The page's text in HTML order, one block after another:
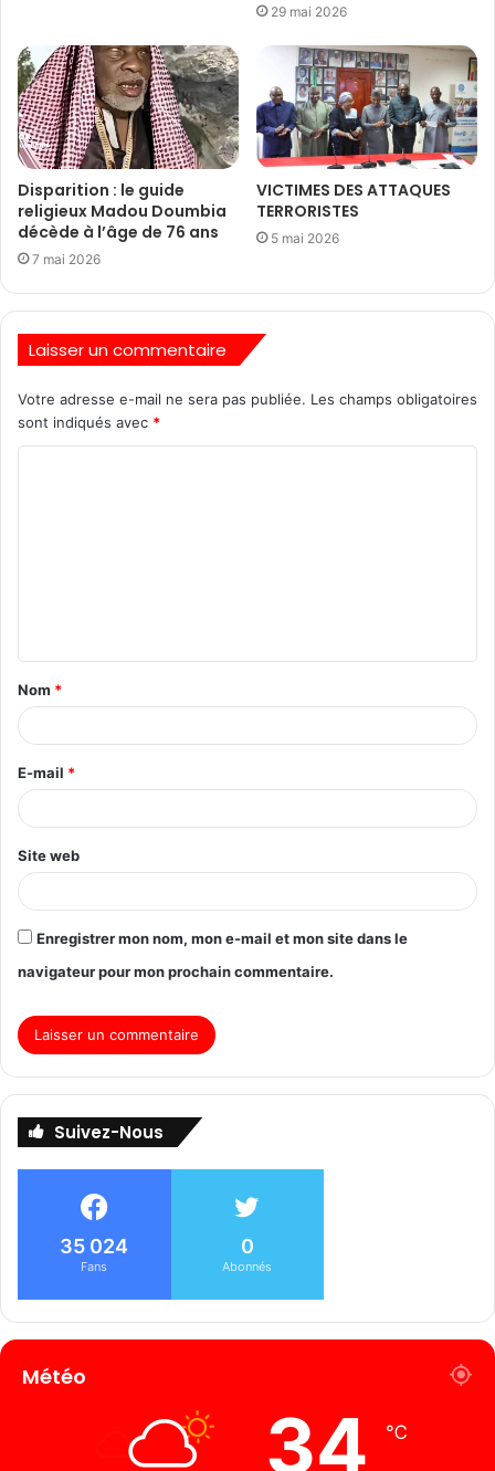
29 mai 2026
Disparition : le guide
religieux Madou Doumbia
décède à l’âge de 76 ans
7 mai 2026
VICTIMES DES ATTAQUES
TERRORISTES
5 mai 2026
Laisser un commentaire
Votre adresse e-mail ne sera pas publiée. Les champs obligatoires
sont indiqués avec *
Nom *
E-mail *
Site web
Enregistrer mon nom, mon e-mail et mon site dans le
navigateur pour mon prochain commentaire.
Suivez-Nous
35 024
Fans
0
Abonnés
Météo
34 ℃